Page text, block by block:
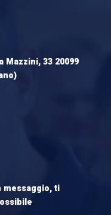
Mazzini, 33 20099
ti